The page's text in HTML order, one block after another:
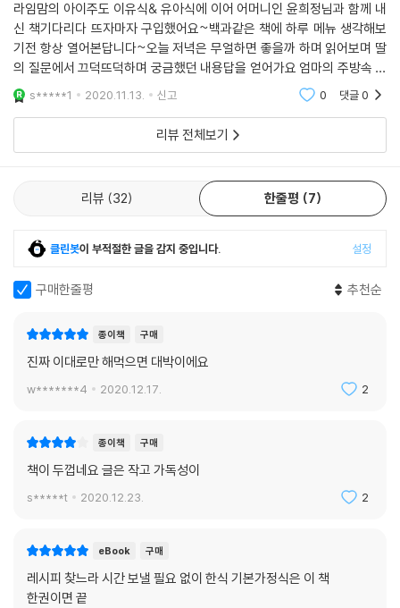
나박김치
배추겉절이
상추겉절이
냉채&샐러드
단호박 고구마샐러드
참치샐러드
애호박전
동태전
새우 버섯전
미나리 새우전
동그랑땡
해물파전
김치전
달걀말이
고 요리해왔다는 사실에 무릎을 탁 치게 된다.
청출어람, ‘딸의 요령’이 더해져 비로소 완벽해지다
엄마 앞에서는 여전히 어린 아이 같지만, 딸 옥한나는 사실 아기 엄마들 사
이에서 꽤나 인기 있는 인플루언서다. 인스타그램과 저서를 통해 딸 라임
이에게 해준 아이주도식 이유식 및 유아식 레시피를 공개, 뜨거운 호응을
받고 있는 현재진행형 요리전문가이기도 하다. 오랜 해외 생활 덕에 글로
벌 요리에도 능하며, 미식가 남편과 함께 트렌디한 맛집은 꼭 찾아다니는
엄마의 정통 레시피를 재해석하는 건 딸 옥한나의 몫이다. 맵거나 자극적
겨 볼 만 하다. 같은 주재료로 약간의 조리과정만 달리하면 어른과 아이가
식 따로, 아이 음식 따로 만들 필요 없이 훨씬 효율적인 메뉴 구성이 가능해
진다. 더불어 한식에 다양한 양식 재료를 더하기도 하고, 요즘 인기 있는 레
시피로 변형하기도 하는 등 엄마의 정통 레시피에 딸의 기발한 아이디어가
더해져 더없이 완전한 책으로 만들어질 수 있었다. 우리 아이들 유아식부
이 한 권의 책만 있으면 우리 집 식탁은 늘 풍성해질 것이다.
라임맘의 아이주도 이유식& 유아식에 이어 어머니인 윤희정님과 함께 내
신 책기다리다 뜨자마자 구입했어요~백과같은 책에 하루 메뉴 생각해보
기전 항상 열어본답니다~오늘 저녁은 무얼하면 좋을까 하며 읽어보며 딸
의 질문에서 끄덕뜨덕하며 궁금했던 내용답을 얻어가요 엄마의 주방속 양
념들 소개부터 없는게 없는 메뉴까지 모두 볼 수 있답니다.추천합니다!
s*****1 2020.11.13. 신고 0 댓글0
리뷰 전체보기
리뷰 32 한줄평 7
클린봇이 부적절한 글을 감지 중입니다. 설정
구매한줄평 추천순
종이책 구매
진짜 이대로만 해먹으면 대박이에요
w*******4 2020.12.17. 2
종이책 구매
책이 두껍네요 글은 작고 가독성이
s*****t 2020.12.23. 2
eBook 구매
레시피 찾느라 시간 보낼 필요 없이 한식 기본가정식은 이 책
한권이면 끝